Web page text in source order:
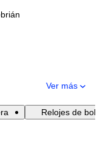
Ver más
Relojes de